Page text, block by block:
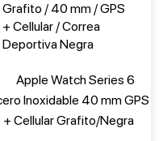
Grafito / 40 mm / GPS
+ Cellular / Correa
Deportiva Negra